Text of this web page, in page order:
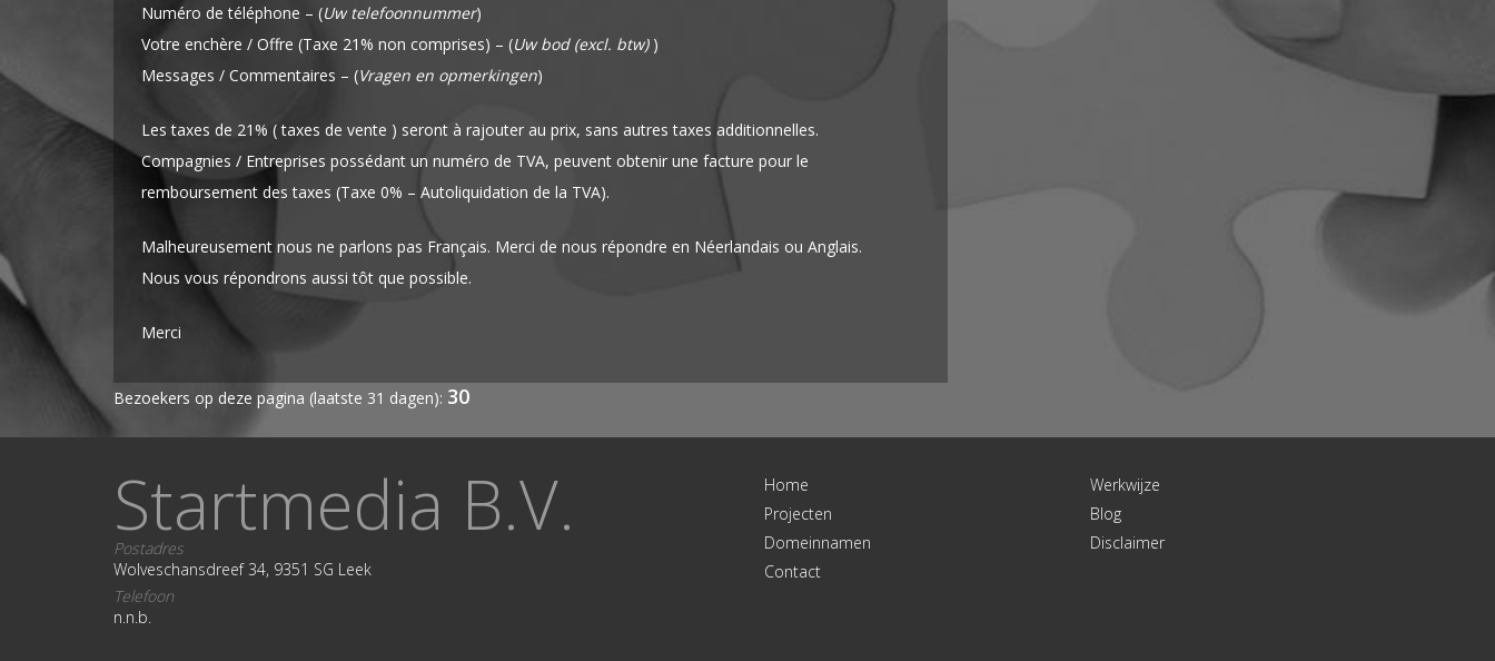
Numéro de téléphone – (Uw telefoonnummer)
Votre enchère / Offre (Taxe 21% non comprises) – (Uw bod (excl. btw) )
Messages / Commentaires – (Vragen en opmerkingen)
Les taxes de 21% ( taxes de vente ) seront à rajouter au prix, sans autres taxes additionnelles.
Compagnies / Entreprises possédant un numéro de TVA, peuvent obtenir une facture pour le
remboursement des taxes (Taxe 0% – Autoliquidation de la TVA).
Malheureusement nous ne parlons pas Français. Merci de nous répondre en Néerlandais ou Anglais.
Nous vous répondrons aussi tôt que possible.
Merci
Bezoekers op deze pagina (laatste 31 dagen): 30
Startmedia B.V.
Postadres
Wolveschansdreef 34, 9351 SG Leek
Telefoon
n.n.b.
Home
Projecten
Domeinnamen
Contact
Werkwijze
Blog
Disclaimer